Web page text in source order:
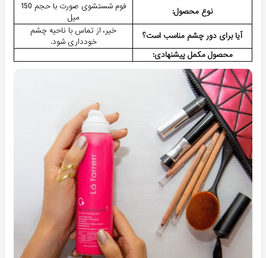
نوع محصول:
فوم شستشوی صورت با حجم 150
میل
آیا برای دور چشم مناسب است؟
خیر، از تماس با ناحیه چشم
خودداری شود.
محصول مکمل پیشنهادی: